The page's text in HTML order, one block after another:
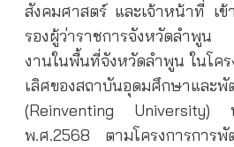
สังคมศาสตร์ และเจ้าหน้าที่ เ
รองผู้ว่าราชการจังหวัดลำพูน
งานในพื้นที่จังหวัดลำพูน ในโค
เลิศของสถาบันอุดมศึกษาและ
(Reinventing University)
พ.ศ.2568 ตามโครงการการ